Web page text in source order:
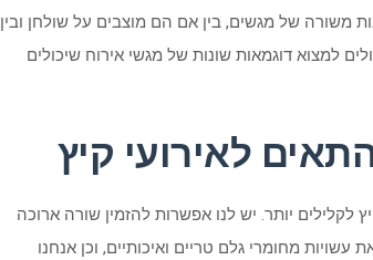
משורה של מגשים, בין אם הם מוצבים על שולחן ובין
למצוא דוגמאות שונות של מגשי אירוח שיכולים
לאירועי קיץ
לקלילים יותר. יש לנו אפשרות להזמין שורה ארוכה
מחומרי גלם טריים ואיכותיים, וכן אנחנו